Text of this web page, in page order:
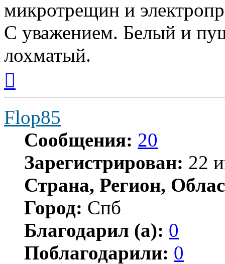
микротрещин и
С уважением. Белый и
лохматый.
началу
Flop85
Сообщения: 20
Зарегистрирован: 22
Страна, Регион,
Город: Спб
Благодарил (а): 0
Поблагодарили: 0